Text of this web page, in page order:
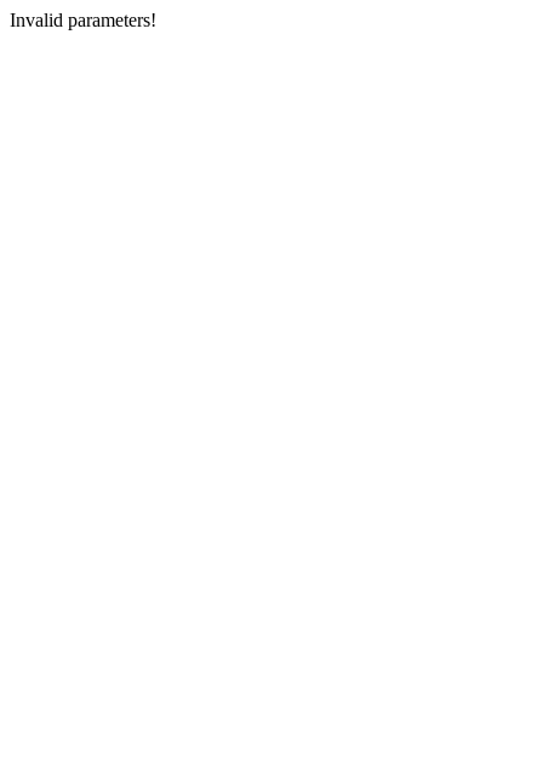
Invalid parameters!